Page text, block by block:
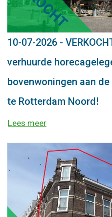
10-07-2026 -
verhuurde
bovenwoningen aan
te Rotterdam Noord!
Lees meer